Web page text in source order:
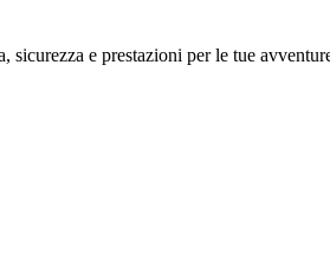
e prestazioni per le tue